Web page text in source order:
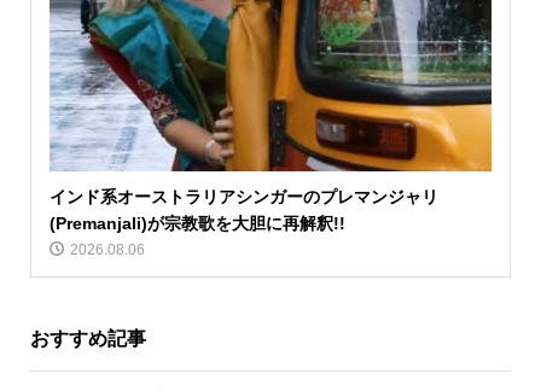
インド系オーストラリアシンガーのプレマンジャリ
(Premanjali)が宗教歌を大胆に再解釈!!
2026.08.06
おすすめ記事